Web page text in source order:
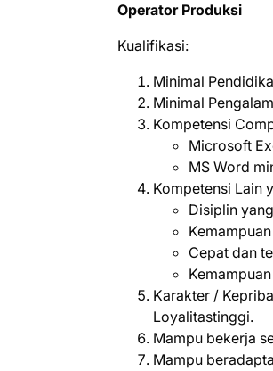
Operator Produksi
Kualifikasi:
Minimal
Minimal
Kompetensi
Microsoft
MS Word
Kompetensi Lain
Disiplin
Cepat dan
Karakter /
Loyalitastinggi.
Mampu bekerja
Mampu